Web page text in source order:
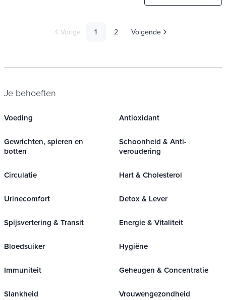
Vorige 1 2 Volgende
Je behoeften
Voeding Antioxidant
Gewrichten, spieren en
botten
Schoonheid & Anti-
veroudering
Circulatie Hart & Cholesterol
Urinecomfort Detox & Lever
Spijsvertering & Transit Energie & Vitaliteit
Bloedsuiker Hygiëne
Immuniteit Geheugen & Concentratie
Slankheid Vrouwengezondheid